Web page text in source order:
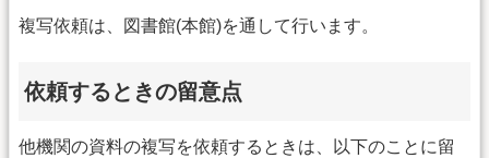
複写依頼は、図書館(本館)を通して行います。
依頼するときの留意点
他機関の資料の複写を依頼するときは、以下のことに留